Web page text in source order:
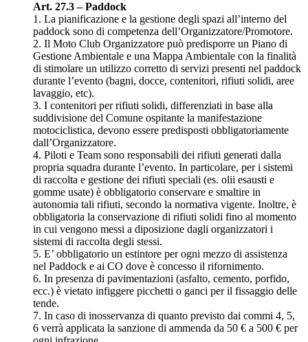
Art. 27.3 – Paddock
1. La pianificazione e la gestione degli spazi all’interno del
paddock sono di competenza dell’Organizzatore/Promotore.
2. Il Moto Club Organizzatore può predisporre un Piano di
Gestione Ambientale e una Mappa Ambientale con la finalità
di stimolare un utilizzo corretto di servizi presenti nel paddock
durante l’evento (bagni, docce, contenitori, rifiuti solidi, aree
lavaggio, etc).
3. I contenitori per rifiuti solidi, differenziati in base alla
suddivisione del Comune ospitante la manifestazione
motociclistica, devono essere predisposti obbligatoriamente
dall’Organizzatore.
4. Piloti e Team sono responsabili dei rifiuti generati dalla
propria squadra durante l’evento. In particolare, per i sistemi
di raccolta e gestione dei rifiuti speciali (es. olii esausti e
gomme usate) è obbligatorio conservare e smaltire in
autonomia tali rifiuti, secondo la normativa vigente. Inoltre, è
obbligatoria la conservazione di rifiuti solidi fino al momento
in cui vengono messi a diposizione dagli organizzatori i
sistemi di raccolta degli stessi.
5. E’ obbligatorio un estintore per ogni mezzo di assistenza
nel Paddock e ai CO dove è concesso il rifornimento.
6. In presenza di pavimentazioni (asfalto, cemento, porfido,
ecc.) è vietato infiggere picchetti o ganci per il fissaggio delle
tende.
7. In caso di inosservanza di quanto previsto dai commi 4, 5,
6 verrà applicata la sanzione di ammenda da 50 € a 500 € per